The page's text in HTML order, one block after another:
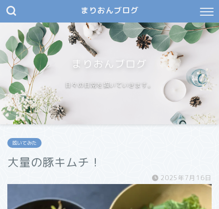
まりおんブログ
まりおんブログ
日々の日常を描いていきます。
呟いてみた
大量の豚キムチ！
2025年7月16日